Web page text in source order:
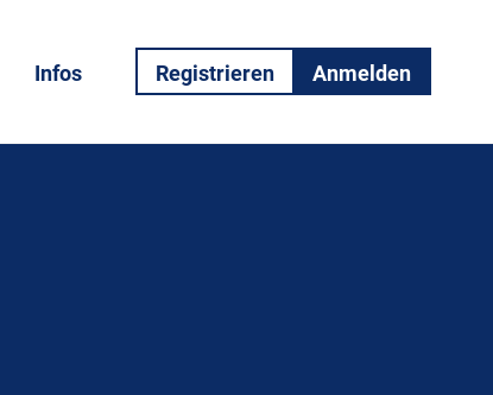
Infos Registrieren Anmelden